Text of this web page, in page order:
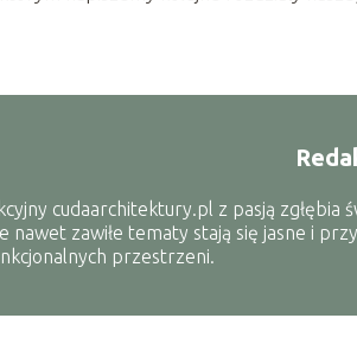
cudaarchitektury.pl z pasją
nawet zawiłe tematy stają się jasne i
przestrzeni.